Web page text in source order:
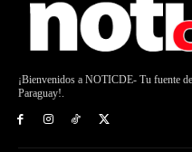
¡Bienvenidos a NOTICDE- Tu fuente
Paraguay!.